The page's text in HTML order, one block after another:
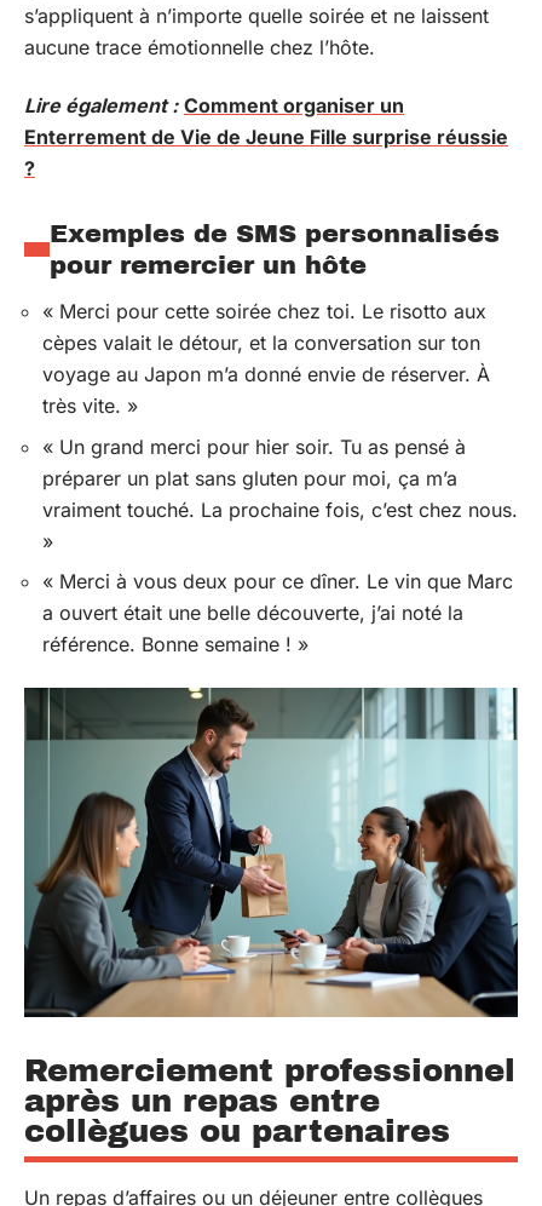
s’appliquent à n’importe quelle soirée et ne laissent
aucune trace émotionnelle chez l’hôte.
Lire également : Comment organiser un
Enterrement de Vie de Jeune Fille surprise réussie
?
Exemples de SMS personnalisés
pour remercier un hôte
« Merci pour cette soirée chez toi. Le risotto aux
cèpes valait le détour, et la conversation sur ton
voyage au Japon m’a donné envie de réserver. À
très vite. »
« Un grand merci pour hier soir. Tu as pensé à
préparer un plat sans gluten pour moi, ça m’a
vraiment touché. La prochaine fois, c’est chez nous.
»
« Merci à vous deux pour ce dîner. Le vin que Marc
a ouvert était une belle découverte, j’ai noté la
référence. Bonne semaine ! »
Remerciement professionnel
après un repas entre
collègues ou partenaires
Un repas d’affaires ou un déjeuner entre collègues